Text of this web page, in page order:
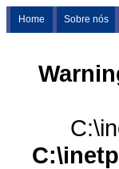
Home Sobre nós